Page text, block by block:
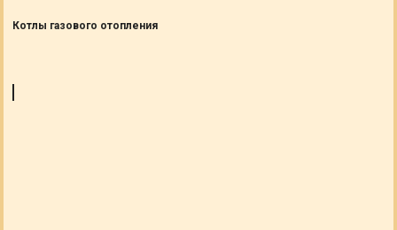
Котлы газового отопления